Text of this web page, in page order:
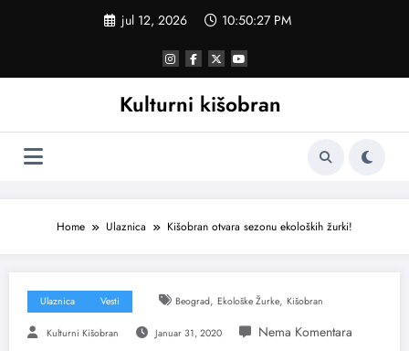
jul 12, 2026 10:50:27 PM
Kulturni kišobran
Home Ulaznica Kišobran otvara sezonu ekoloških žurki!
Ulaznica Vesti Beograd, Ekološke Žurke, Kišobran
Kulturni Kišobran Januar 31, 2020